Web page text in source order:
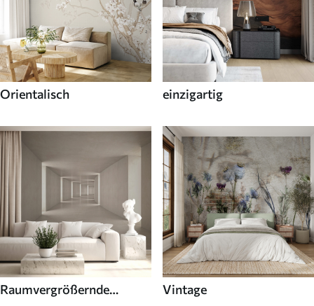
Orientalisch einzigartig
Raumvergrößernde
Vintage